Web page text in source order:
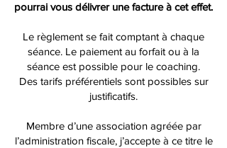
pourrai vous délivrer une facture à cet effet.
Le règlement se fait comptant à chaque
séance. Le paiement au forfait ou à la
séance est possible pour le coaching.
Des tarifs préférentiels sont possibles sur
justificatifs.
Membre d’une association agréée par
l’administration fiscale, j’accepte à ce titre le